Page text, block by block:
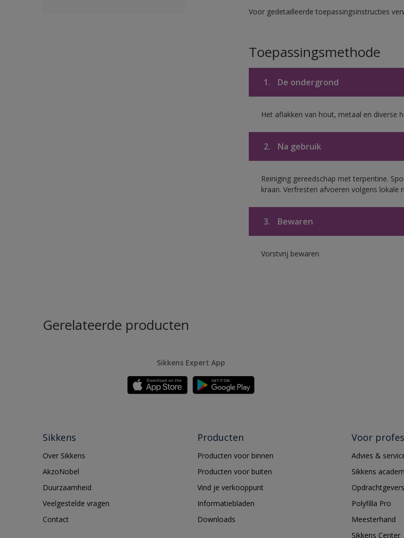
Voor gedetailleerde toepassingsinstructies
Toepassingsmethode
1. De ondergrond
Het aflakken van hout, metaal en diverse
2. Na gebruik
Reiniging gereedschap met terpentine.
kraan. Verfresten afvoeren volgens lokale
3. Bewaren
Vorstvrij bewaren
Gerelateerde producten
Sikkens Expert App
Sikkens
Over Sikkens
AkzoNobel
Duurzaamheid
Veelgestelde vragen
Contact
Producten
Producten voor binnen
Producten voor buiten
Vind je verkooppunt
Informatiebladen
Downloads
Voor
Advies &
Sikkens
Opdrachtgevers
Polyfilla Pro
Meesterhand
Sikkens Center